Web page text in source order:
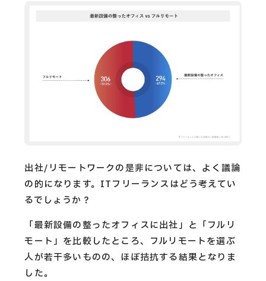
出社/リモートワークの是非については、よく議論
の的になります。ITフリーランスはどう考えてい
るでしょうか？
「最新設備の整ったオフィスに出社」と「フルリ
モート」を比較したところ、フルリモートを選ぶ
人が若干多いものの、ほぼ拮抗する結果となりま
した。